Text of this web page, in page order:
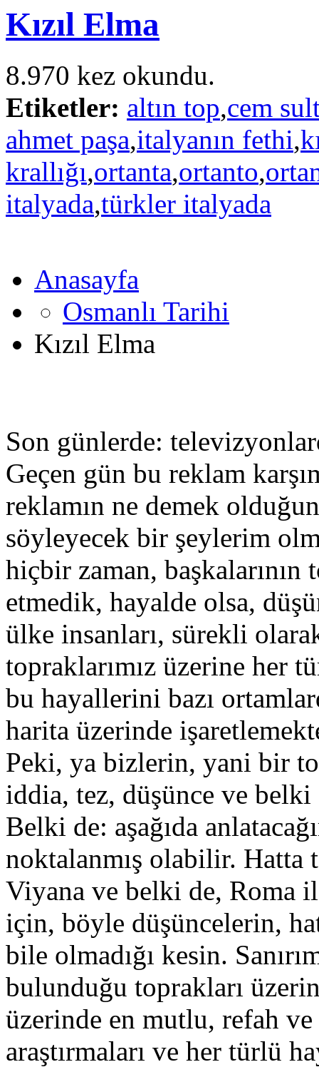
Kızıl Elma
8.970 kez okundu.
Etiketler: altın top,cem
ahmet paşa,italyanın fethi,
krallığı,ortanta,ortanto,
italyada,türkler italyada
Anasayfa
Osmanlı Tarihi
Kızıl Elma
Son günlerde:
Geçen gün bu reklam
reklamın ne demek
söyleyecek bir şeylerim
hiçbir zaman,
etmedik, hayalde olsa,
ülke insanları, sürekli
topraklarımız üzerine her
bu hayallerini bazı
harita üzerinde
Peki, ya bizlerin, yani bir
iddia, tez, düşünce ve
Belki de: aşağıda
noktalanmış olabilir. Hatta
Viyana ve belki de, Roma
için, böyle düşüncelerin,
bile olmadığı kesin.
bulunduğu toprakları
üzerinde en mutlu, refah ve
araştırmaları ve her türlü